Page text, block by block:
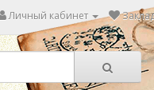
Личный кабинет